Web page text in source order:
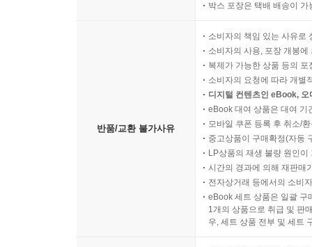
박스 포장은 택배 배송이
반품/교환 불가사유
소비자의 책임 있는 사유로
소비자의 사용, 포장 개봉
복제가 가능한 상품 등의
소비자의 요청에 따라 개별
디지털 컨텐츠인 eBook,
eBook 대여 상품은 대여 기
모바일 쿠폰 등록 후 취소/
중고상품이 구매확정(자동
LP상품의 재생 불량 원인
시간의 경과에 의해 재판매
전자상거래 등에서의 소비
eBook 세트 상품은 일괄 구
1개의 상품으로 취급 및 판
우, 세트 상품 전부 및 세트